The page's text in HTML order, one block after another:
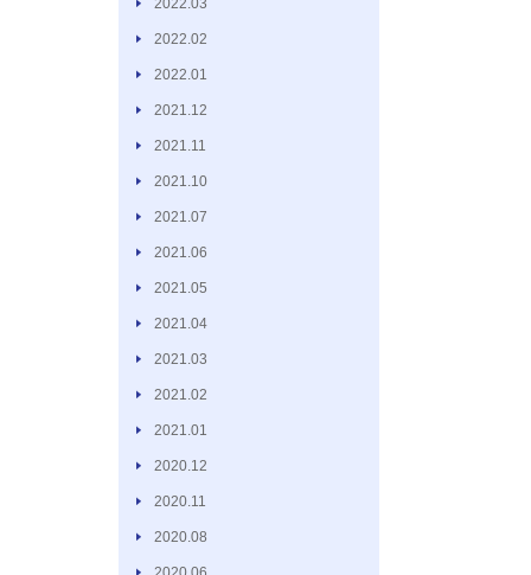
2022.03
2022.02
2022.01
2021.12
2021.11
2021.10
2021.07
2021.06
2021.05
2021.04
2021.03
2021.02
2021.01
2020.12
2020.11
2020.08